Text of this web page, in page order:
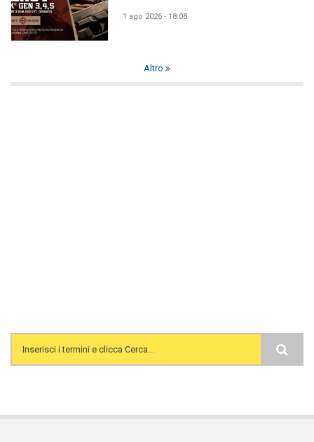
1 ago 2026 - 18:08
Altro
Search form